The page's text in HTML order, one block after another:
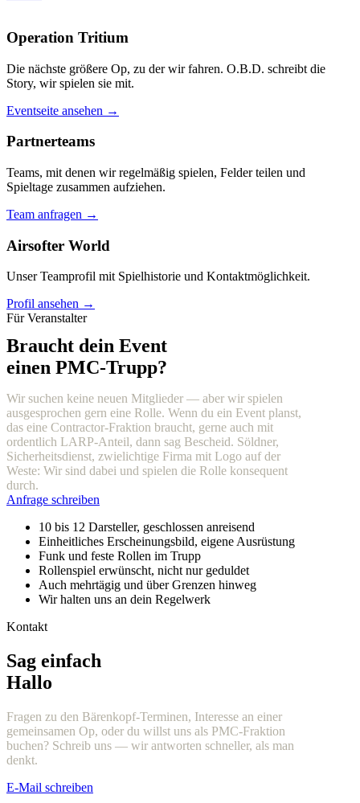
Operation Tritium
Die nächste größere Op, zu der wir fahren. O.B.D. schreibt die
Story, wir spielen sie mit.
Eventseite ansehen →
Partnerteams
Teams, mit denen wir regelmäßig spielen, Felder teilen und
Spieltage zusammen aufziehen.
Team anfragen →
Airsofter World
Unser Teamprofil mit Spielhistorie und Kontaktmöglichkeit.
Profil ansehen →
Für Veranstalter
Braucht dein Event
einen PMC-Trupp?
Wir suchen keine neuen Mitglieder — aber wir spielen
ausgesprochen gern eine Rolle. Wenn du ein Event planst,
das eine Contractor-Fraktion braucht, gerne auch mit
ordentlich LARP-Anteil, dann sag Bescheid. Söldner,
Sicherheitsdienst, zwielichtige Firma mit Logo auf der
Weste: Wir sind dabei und spielen die Rolle konsequent
durch.
Anfrage schreiben
10 bis 12 Darsteller, geschlossen anreisend
Einheitliches Erscheinungsbild, eigene Ausrüstung
Funk und feste Rollen im Trupp
Rollenspiel erwünscht, nicht nur geduldet
Auch mehrtägig und über Grenzen hinweg
Wir halten uns an dein Regelwerk
Kontakt
Sag einfach
Hallo
Fragen zu den Bärenkopf-Terminen, Interesse an einer
gemeinsamen Op, oder du willst uns als PMC-Fraktion
buchen? Schreib uns — wir antworten schneller, als man
denkt.
E-Mail schreiben